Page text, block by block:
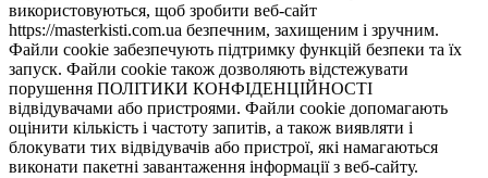
використовуються, щоб зробити веб-сайт
https://masterkisti.com.ua безпечним, захищеним і зручним.
Файли cookie забезпечують підтримку функцій безпеки та їх
запуск. Файли cookie також дозволяють відстежувати
порушення ПОЛІТИКИ КОНФІДЕНЦІЙНОСТІ
відвідувачами або пристроями. Файли cookie допомагають
оцінити кількість і частоту запитів, а також виявляти і
блокувати тих відвідувачів або пристрої, які намагаються
виконати пакетні завантаження інформації з веб-сайту.